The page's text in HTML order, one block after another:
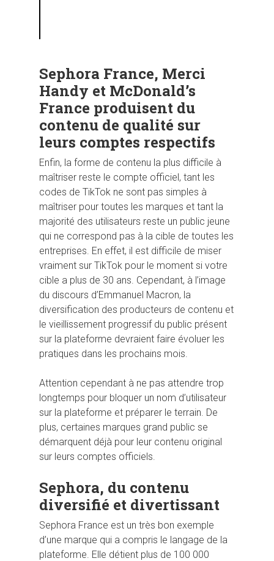
Sephora France, Merci
Handy et McDonald’s
France produisent du
contenu de qualité sur
leurs comptes respectifs
Enfin, la forme de contenu la plus difficile à
maîtriser reste le compte officiel, tant les
codes de TikTok ne sont pas simples à
maîtriser pour toutes les marques et tant la
majorité des utilisateurs reste un public jeune
qui ne correspond pas à la cible de toutes les
entreprises. En effet, il est difficile de miser
vraiment sur TikTok pour le moment si votre
cible a plus de 30 ans. Cependant, à l’image
du discours d’Emmanuel Macron, la
diversification des producteurs de contenu et
le vieillissement progressif du public présent
sur la plateforme devraient faire évoluer les
pratiques dans les prochains mois.
Attention cependant à ne pas attendre trop
longtemps pour bloquer un nom d’utilisateur
sur la plateforme et préparer le terrain. De
plus, certaines marques grand public se
démarquent déjà pour leur contenu original
sur leurs comptes officiels.
Sephora, du contenu
diversifié et divertissant
Sephora France est un très bon exemple
d’une marque qui a compris le langage de la
plateforme. Elle détient plus de 100 000